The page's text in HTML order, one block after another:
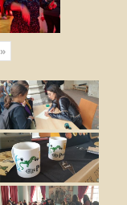
»